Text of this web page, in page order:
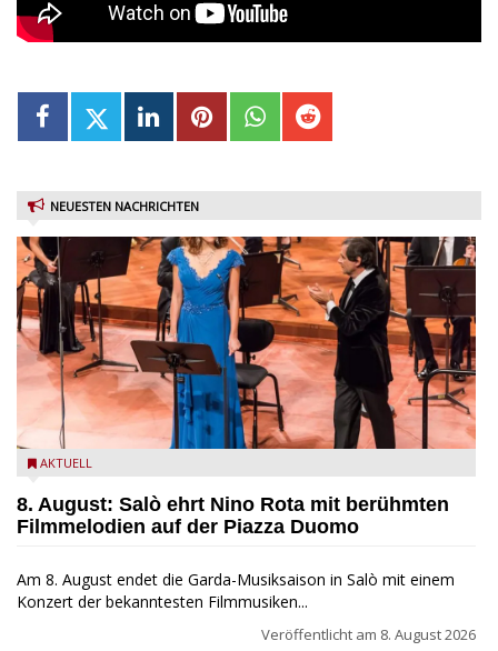
NEUESTEN NACHRICHTEN
Estate Musicale del Garda: Salò ehrt Nino Rota
AKTUELL
8. August: Salò ehrt Nino Rota mit berühmten
Filmmelodien auf der Piazza Duomo
Am 8. August endet die Garda-Musiksaison in Salò mit einem
Konzert der bekanntesten Filmmusiken...
Veröffentlicht am 8. August 2026